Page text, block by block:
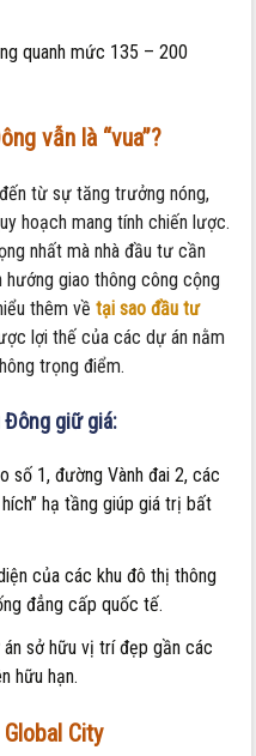
quanh mức 135 – 200
vẫn là “vua”?
từ sự tăng trưởng nóng,
hoạch mang tính chiến lược.
nhất mà nhà đầu tư cần
hướng giao thông công cộng
thêm vềtại sao đầu tư
lợi thế của các dự án nằm
trọng điểm.
giữ giá:
số 1, đường Vành đai 2, các
hạ tầng giúp giá trị bất
của các khu đô thị thông
đẳng cấp quốc tế.
sở hữu vị trí đẹp gần các
hữu hạn.
City